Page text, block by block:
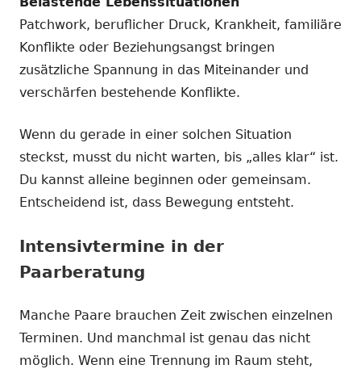
Patchwork, beruflicher Druck, Krankheit, familiäre
Konflikte oder Beziehungsangst bringen
zusätzliche Spannung in das Miteinander und
verschärfen bestehende Konflikte.
Wenn du gerade in einer solchen Situation
steckst, musst du nicht warten, bis „alles klar“ ist.
Du kannst alleine beginnen oder gemeinsam.
Entscheidend ist, dass Bewegung entsteht.
Intensivtermine in der
Paarberatung
Manche Paare brauchen Zeit zwischen einzelnen
Terminen. Und manchmal ist genau das nicht
möglich. Wenn eine Trennung im Raum steht,